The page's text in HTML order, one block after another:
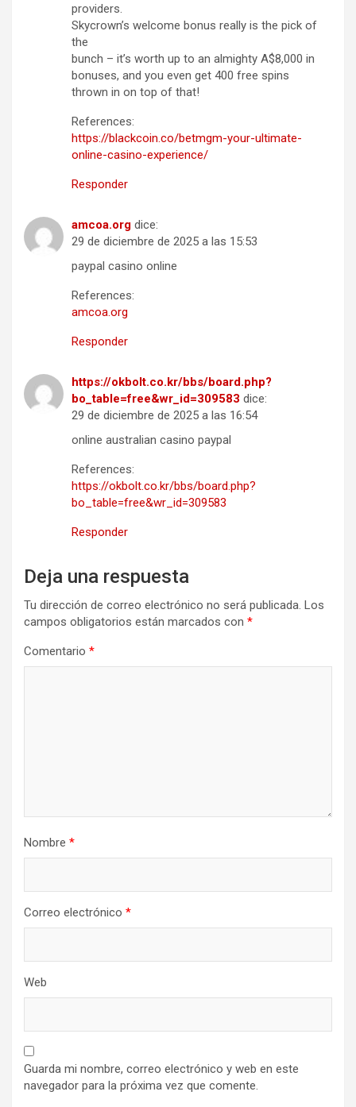
providers.
Skycrown’s welcome bonus really is the pick of
the
bunch – it’s worth up to an almighty A$8,000 in
bonuses, and you even get 400 free spins
thrown in on top of that!
References:
https://blackcoin.co/betmgm-your-ultimate-
online-casino-experience/
Responder
amcoa.org dice:
29 de diciembre de 2025 a las 15:53
paypal casino online
References:
amcoa.org
Responder
https://okbolt.co.kr/bbs/board.php?
bo_table=free&wr_id=309583 dice:
29 de diciembre de 2025 a las 16:54
online australian casino paypal
References:
https://okbolt.co.kr/bbs/board.php?
bo_table=free&wr_id=309583
Responder
Deja una respuesta
Tu dirección de correo electrónico no será publicada. Los
campos obligatorios están marcados con *
Comentario *
Nombre *
Correo electrónico *
Web
Guarda mi nombre, correo electrónico y web en este
navegador para la próxima vez que comente.